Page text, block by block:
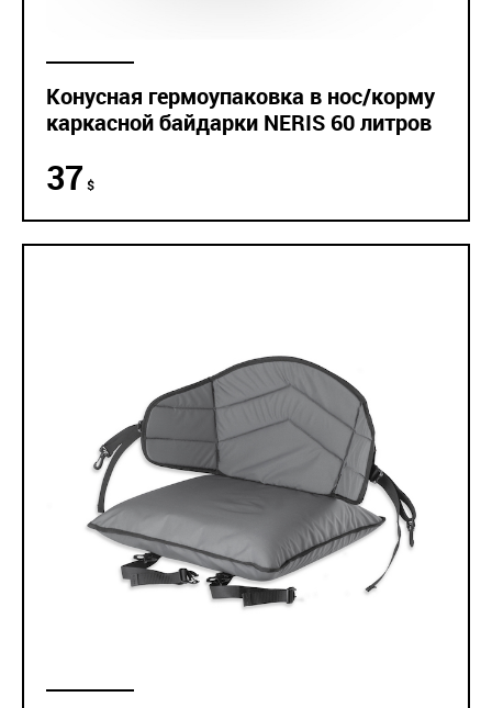
Конусная гермоупаковка в нос/корму
каркасной байдарки NERIS 60 литров
37 $